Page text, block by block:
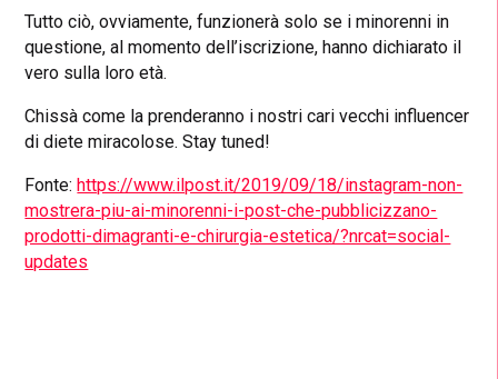
Tutto ciò, ovviamente, funzionerà solo se i minorenni in
questione, al momento dell’iscrizione, hanno dichiarato il
vero sulla loro età.
Chissà come la prenderanno i nostri cari vecchi influencer
di diete miracolose. Stay tuned!
Fonte: https://www.ilpost.it/2019/09/18/instagram-non-
mostrera-piu-ai-minorenni-i-post-che-pubblicizzano-
prodotti-dimagranti-e-chirurgia-estetica/?nrcat=social-
updates